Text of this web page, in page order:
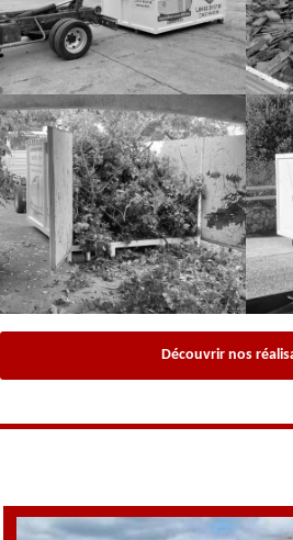
Découvrir nos